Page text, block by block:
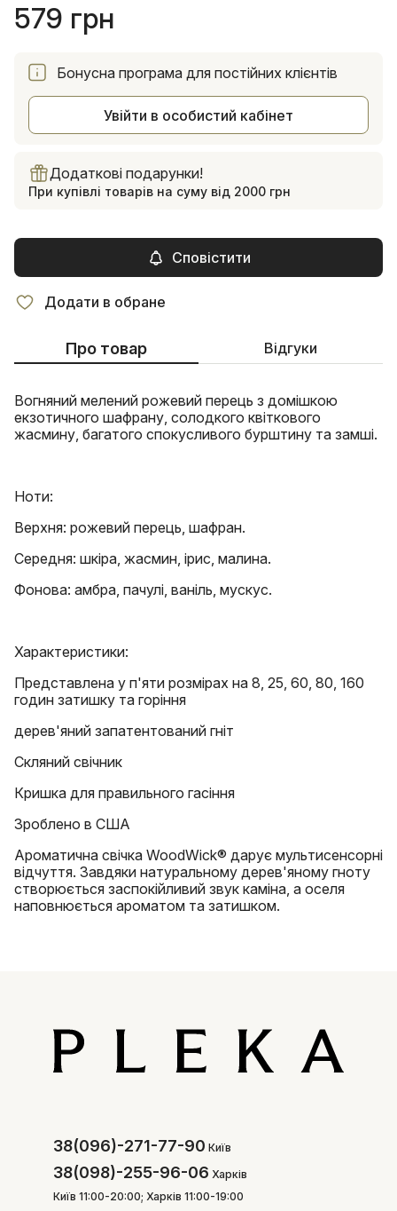
579 грн
Бонусна програма для постійних клієнтів
Увійти в особистий кабінет
Додаткові подарунки!
При купівлі товарів на суму від 2000 грн
Сповістити
Додати в обране
Про товар Відгуки
Вогняний мелений рожевий перець з домішкою
екзотичного шафрану, солодкого квіткового
жасмину, багатого спокусливого бурштину та замші.
Ноти:
Верхня: рожевий перець, шафран.
Середня: шкіра, жасмин, ірис, малина.
Фонова: амбра, пачулі, ваніль, мускус.
Характеристики:
Представлена у п'яти розмірах на 8, 25, 60, 80, 160
годин затишку та горіння
дерев'яний запатентований гніт
Скляний свічник
Кришка для правильного гасіння
Зроблено в США
Ароматична свічка WoodWick® дарує мультисенсорні
відчуття. Завдяки натуральному дерев'яному гноту
створюється заспокійливий звук каміна, а оселя
наповнюється ароматом та затишком.
38(096)-271-77-90 Київ
38(098)-255-96-06 Харків
Київ 11:00-20:00; Харків 11:00-19:00